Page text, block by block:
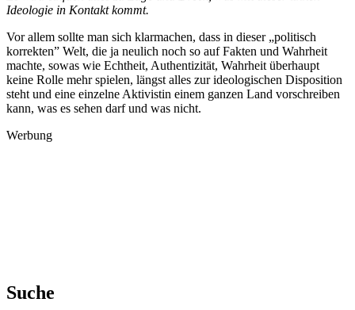
Ideologie in Kontakt kommt.
Vor allem sollte man sich klarmachen, dass in dieser „politisch
korrekten” Welt, die ja neulich noch so auf Fakten und Wahrheit
machte, sowas wie Echtheit, Authentizität, Wahrheit überhaupt
keine Rolle mehr spielen, längst alles zur ideologischen Disposition
steht und eine einzelne Aktivistin einem ganzen Land vorschreiben
kann, was es sehen darf und was nicht.
Werbung
Suche